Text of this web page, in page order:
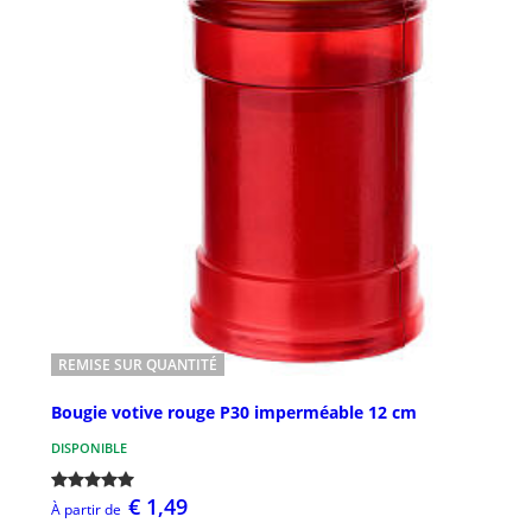
REMISE SUR QUANTITÉ
Bougie votive rouge P30 imperméable 12 cm
DISPONIBLE
À partir de € 1,49